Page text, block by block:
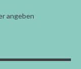
angeben